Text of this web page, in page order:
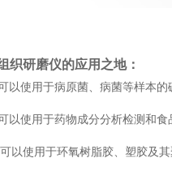
织研磨仪的应用之地：
使用于病原菌、病菌等样本的
使用于药物成分分析检测和食
使用于环氧树脂胶、塑胶及其